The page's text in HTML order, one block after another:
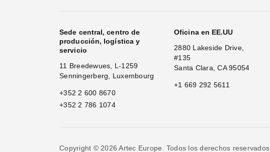
Sede central, centro de
producción, logística y
servicio
11 Breedewues, L-1259
Senningerberg, Luxembourg
+352 2 600 8670
+352 2 786 1074
Oficina en EE.UU
2880 Lakeside Drive,
#135
Santa Clara, CA 95054
+1 669 292 5611
Copyright © 2026 Artec Europe. Todos los derechos reservados.